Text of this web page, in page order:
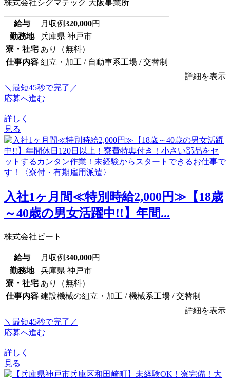
株式会社シグマテック 大阪事業所
給与 月収例320,000円
勤務地
兵庫県 神戸市
寮・社宅 あり（無料）
仕事内容 組立・加工 / 自動車系工場 / 交替制
詳細を表示
＼最短45秒で完了／
応募へ進む
詳しく
見る
入社1ヶ月間≪特別時給2,000円≫【18歳
～40歳の男女活躍中!!】年間...
株式会社ビート
給与 月収例340,000円
勤務地
兵庫県 神戸市
寮・社宅 あり（無料）
仕事内容 建設機械の組立・加工 / 機械系工場 / 交替制
詳細を表示
＼最短45秒で完了／
応募へ進む
詳しく
見る